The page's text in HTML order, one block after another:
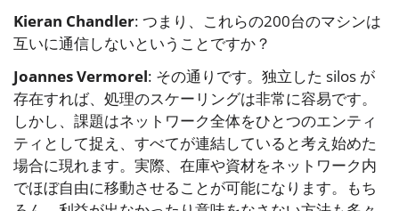
Kieran Chandler: つまり、これらの200台のマシンは
互いに通信しないということですか？
Joannes Vermorel: その通りです。独立した silos が
存在すれば、処理のスケーリングは非常に容易です。
しかし、課題はネットワーク全体をひとつのエンティ
ティとして捉え、すべてが連結していると考え始めた
場合に現れます。実際、在庫や資材をネットワーク内
でほぼ自由に移動させることが可能になります。もち